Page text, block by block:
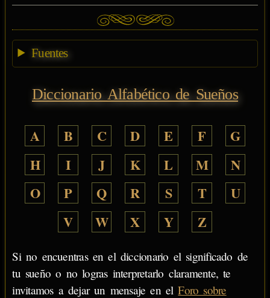
Fuentes
Diccionario Alfabético de Sueños
A B C D E F
G
H
I J K L M
N
O
P Q R S T
U
V
W X Y Z
Si no encuentras en el diccionario el significado de
tu sueño o no logras interpretarlo claramente, te
invitamos a dejar un mensaje en elForo sobre